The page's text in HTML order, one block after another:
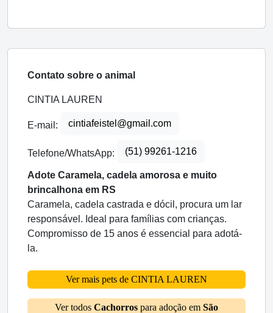
Contato sobre o animal
CINTIA LAUREN
E-mail: cintiafeistel@gmail.com
Telefone/WhatsApp: (51) 99261-1216
Adote Caramela, cadela amorosa e muito
brincalhona em RS
Caramela, cadela castrada e dócil, procura um lar
responsável. Ideal para famílias com crianças.
Compromisso de 15 anos é essencial para adotá-
la.
Ver mais pets de CINTIA LAUREN
Ver todos Cachorros para adoção em São